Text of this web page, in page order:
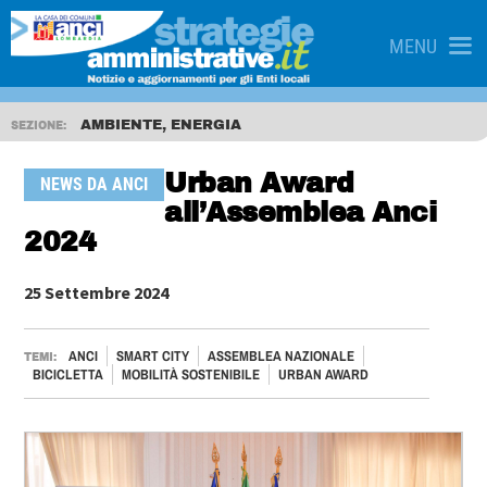
MENU
SEZIONE: AMBIENTE, ENERGIA
NEWS DA ANCI
Urban Award
all’Assemblea Anci
2024
25 Settembre 2024
TEMI: ANCI SMART CITY
ASSEMBLEA NAZIONALE
BICICLETTA
MOBILITÀ SOSTENIBILE URBAN AWARD